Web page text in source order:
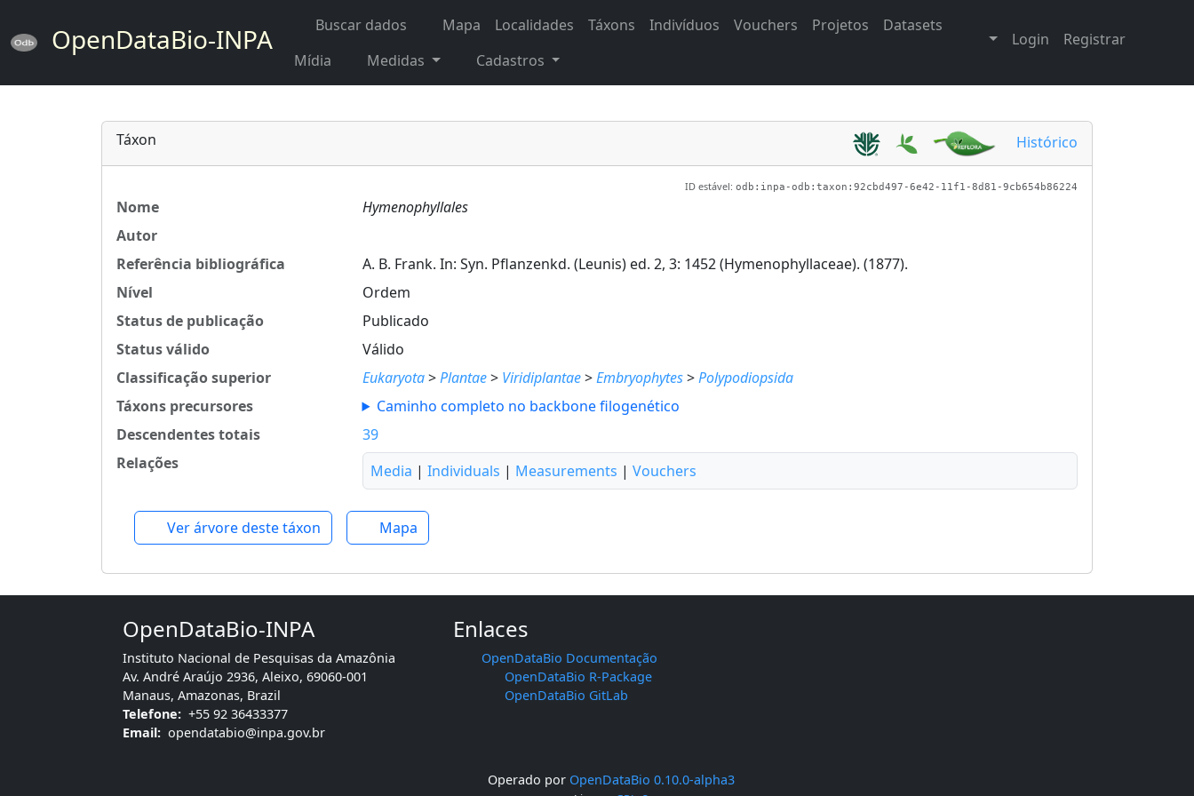
OpenDataBio-INPA Buscar dados Mapa Localidades Táxons Indivíduos Vouchers Projetos
Datasets
Mídia
Medidas Cadastros
Login Registrar
Táxon Histórico
ID estável: odb:inpa-odb:taxon:92cbd497-6e42-11f1-8d81-9cb654b86224
Nome
Hymenophyllales
Autor
Referência bibliográfica
A. B. Frank. In: Syn. Pflanzenkd. (Leunis) ed. 2, 3: 1452 (Hymenophyllaceae). (1877).
Nível
Ordem
Status de publicação
Publicado
Status válido
Válido
Classificação superior
Eukaryota>Plantae> Viridiplantae>Embryophytes>Polypodiopsida
Táxons precursores
Caminho completo no backbone filogenético
Descendentes totais
39
Relações
Media | Individuals | Measurements | Vouchers
Ver árvore deste táxon Mapa
OpenDataBio-INPA
Instituto Nacional de Pesquisas da Amazônia
Av. André Araújo 2936, Aleixo, 69060-001
Manaus, Amazonas, Brazil
Telefone: +55 92 36433377
Email: opendatabio@inpa.gov.br
Enlaces
OpenDataBio Documentação
OpenDataBio R-Package
OpenDataBio GitLab
Operado por OpenDataBio 0.10.0-alpha3